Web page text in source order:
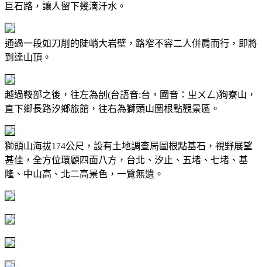
巨石路，讓人留下幾滴汗水。
通過一段如刀削的陡峭大岩壁，路窄不容二人併肩而行，即將
到達山頂。
越過鞍部之後，往左為刣(台語音:台，國音：ㄓㄨㄥ)狗寮山，
直下鄉長路汐鄉旅館，往右為獅頭山圖根點觀景區。
獅頭山海拔174公尺，設有土地調查局圖根點基石，視野展望
甚佳，全方位環顧四面八方，台北、汐止、五堵、七堵、基
隆、中山高、北二高景色，一覽無遺。